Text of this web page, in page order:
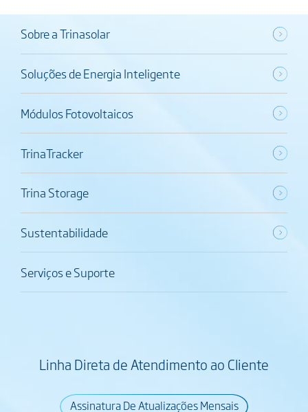
Sobre a Trinasolar
Soluções de Energia Inteligente
Módulos Fotovoltaicos
TrinaTracker
Trina Storage
Sustentabilidade
Serviços e Suporte
Linha Direta de Atendimento ao Cliente
Assinatura De Atualizações Mensais